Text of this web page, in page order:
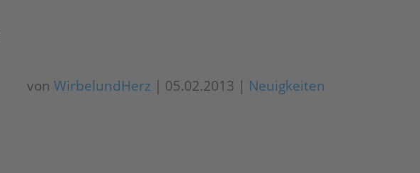
von WirbelundHerz | 05.02.2013 | Neuigkeiten